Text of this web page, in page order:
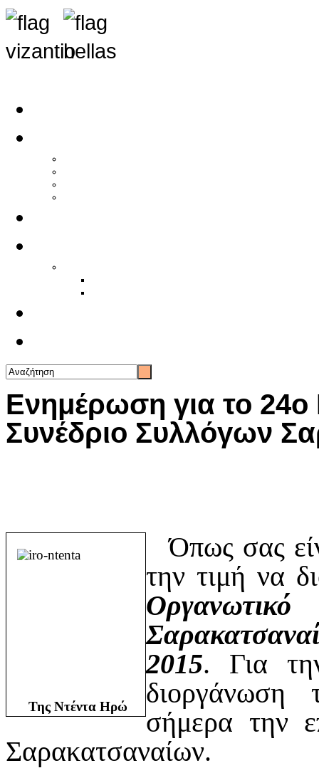
Ενημέρωση για το
Συνέδριο Συλλόγων
Της Ντέντα Ηρώ
Όπως σας
την τιμή να
2015. Για
διοργάνωση
σήμερα την
Σαρακατσαναίων.